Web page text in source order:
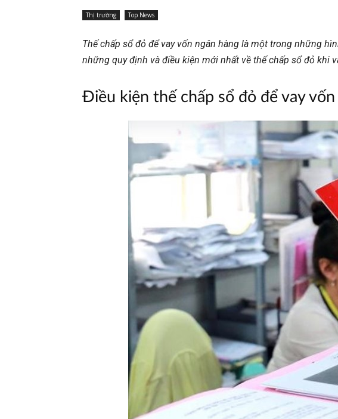
Thị trường Top News
Thế chấp sổ đỏ để vay vốn ngân hàng là một trong những
những quy định và điều kiện mới nhất về thế chấp sổ đỏ khi
Điều kiện thế chấp sổ đỏ để vay